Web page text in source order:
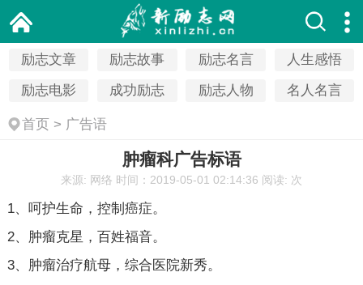
励志文章 励志故事 励志名言
人生感悟
励志电影
成功励志 励志人物 名人名言
首页 > 广告语
肿瘤科广告标语
来源: 网络 时间：2019-05-01 02:14:36 阅读: 次
1、呵护生命，控制癌症。
2、肿瘤克星，百姓福音。
3、肿瘤治疗航母，综合医院新秀。